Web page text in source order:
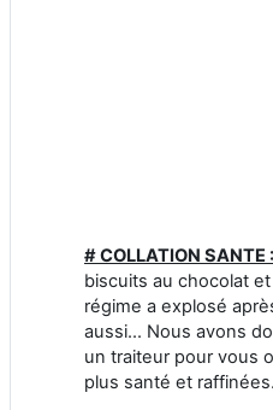
# COLLATION SANTE :
biscuits au chocolat
régime a explosé
aussi... Nous avons
un traiteur pour vous
plus santé et